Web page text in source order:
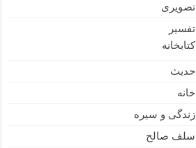
تصویری
تفسیر
کتابخانه
حدیث
خانه
زندگی و سیره
سلف صالح